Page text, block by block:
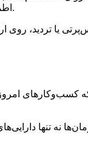
اطمینان در تعامل‌ها حرکت می‌کنند، معماری پشت پرده مأموریتش را به طور نامحسوس انجام داده است.
یا تردید،
کسب‌وکارهای
نه تنها